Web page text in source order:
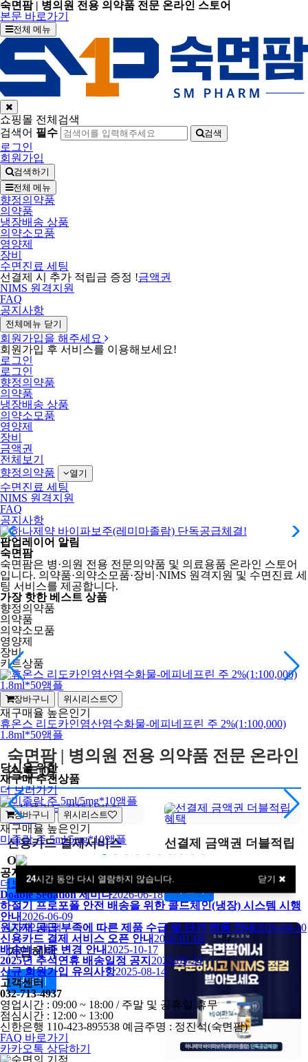
숙면팜 | 병의원 전용 의약품 전문 온라인 스토어
본문 바로가기
전체 메뉴
쇼핑몰 전체검색
검색어 필수 검색
로그인
회원가입
검색하기
전체 메뉴
향정의약품
의약품
냉장배송 상품
의약소모품
영양제
장비
수면진료 세팅
선결제 시 추가 적립금 증정 !금액권
NIMS 원격지원
FAQ
공지사항
전체메뉴 닫기
회원가입을 해주세요
회원가입 후 서비스를 이용해보세요!
로그인
로그인
향정의약품
의약품
냉장배송 상품
의약소모품
영양제
장비
금액권
전체보기
향정의약품
열기
수면진료 세팅
NIMS 원격지원
FAQ
공지사항
수면진료 세팅 서비스
하나제약 바이파보주(레미마졸람) 단독공급체결!
선결제 금액권 더블적립 혜택
팝업레이어 알림
24시간 동안 다시 열람하지 않습니다. 닫기
숙면팜
숙면팜은 병·의원 전용 전문의약품 및 의료용품 온라인 스토어
입니다. 의약품·의약소모품·장비·NIMS 원격지원 및 수면진료 세
팅 서비스를 제공합니다.
가장 핫한 베스트 상품
향정의약품
의약품
의약소모품
영양제
장비
키트상품
장바구니 위시리스트
재구매율 높은인기
휴온스 리도카인염산염수화물-에피네프린 주 2%(1:100,000)
1.8ml*50앰플
숙면팜 | 병의원 전용 의약품 전문 온라인
스토어
신용카드 결제서비스
OPEN
선결제 금액권 더블적립
가입혜택
더 보기
당신을 위한
재구매추천상품
더 보러가기
장바구니 위시리스트
재구매율 높은인기
미졸람 주 5ml/5mg*10앰플
공지사항
더보러가기
Doable Sedation 세미나2026-06-18
하절기 프로포폴 안전 배송을 위한 콜드체인(냉장) 시스템 시행
안내 2026-06-09
원자재 공급 부족에 따른 제품 수급 및 단가 변동 안내 2026-04-10
신용카드 결제 서비스 오픈 안내 2026-01-04
배송비 기준 변경 안내 2025-10-17
2025년 추석연휴 배송일정 공지 2025-09-24
신규 회원가입 유의사항2025-08-14
고객센터
032-713-4937
영업시간 : 09:00 ~ 18:00 / 주말 및 공휴일 휴무
점심시간 : 12:00 ~ 13:00
신한은행 110-423-895538 예금주명 : 정진석(숙면팜)
FAQ 바로가기
카카오톡 상담하기